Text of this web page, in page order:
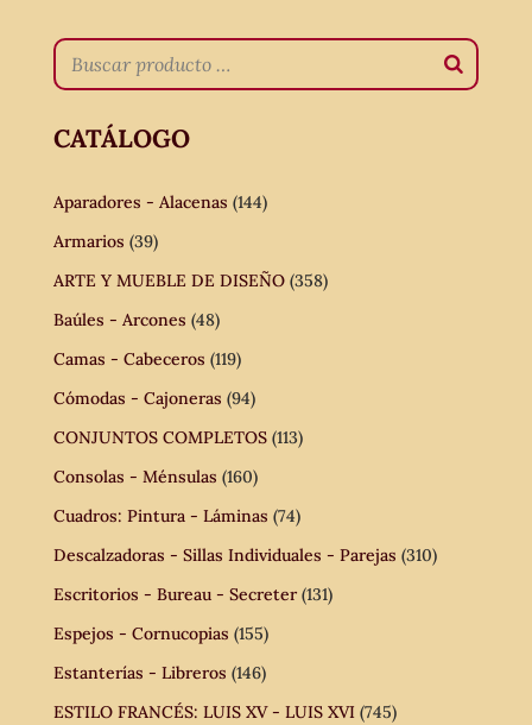
CATÁLOGO
Aparadores - Alacenas (144)
Armarios (39)
ARTE Y MUEBLE DE DISEÑO (358)
Baúles - Arcones (48)
Camas - Cabeceros (119)
Cómodas - Cajoneras (94)
CONJUNTOS COMPLETOS (113)
Consolas - Ménsulas (160)
Cuadros: Pintura - Láminas (74)
Descalzadoras - Sillas Individuales - Parejas (310)
Escritorios - Bureau - Secreter (131)
Espejos - Cornucopias (155)
Estanterías - Libreros (146)
ESTILO FRANCÉS: LUIS XV - LUIS XVI (745)